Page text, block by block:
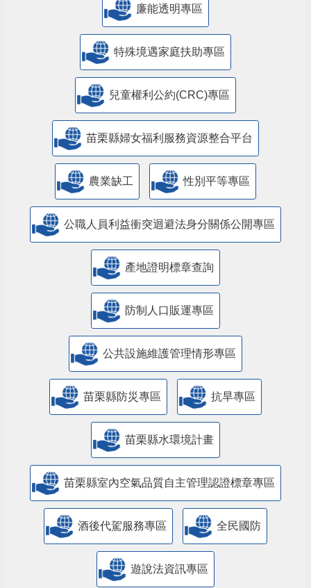
廉能透明專區
特殊境遇家庭扶助專區
兒童權利公約(CRC)專區
苗栗縣婦女福利服務資源整合平台
農業缺工 性別平等專區
公職人員利益衝突迴避法身分關係公開專區
產地證明標章查詢
防制人口販運專區
​公共設施維護管理情形專區
苗栗縣防災專區 抗旱專區
苗栗縣水環境計畫
苗栗縣室內空氣品質自主管理認證標章專區
酒後代駕服務專區 全民國防
遊說法資訊專區